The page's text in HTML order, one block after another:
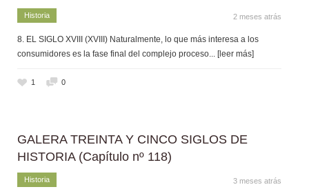
Historia 2 meses atrás
8. EL SIGLO XVIII (XVIII) Naturalmente, lo que más interesa a los
consumidores es la fase final del complejo proceso... [leer más]
1 0
GALERA TREINTA Y CINCO SIGLOS DE
HISTORIA (Capítulo nº 118)
Historia 3 meses atrás